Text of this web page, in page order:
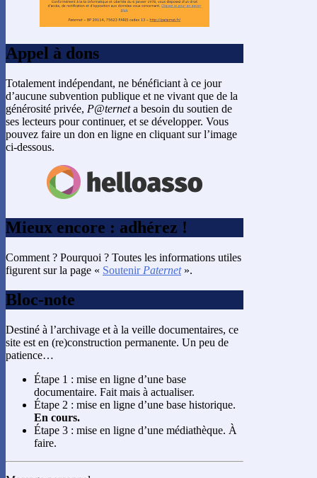
Appel à dons
Totalement indépendant, ne bénéficiant à ce jour
d’aucune subvention publique et ne vivant que de la
générosité privée, P@terneta besoin du soutien de
ses lecteurs pour continuer, et se développer. Vous
pouvez faire un don en ligne en cliquant sur l’image
ci-dessous.
Mieux encore : adhérez !
Comment ? Pourquoi ? Toutes les informations utiles
figurent sur la page « Soutenir Paternet».
Bloc-note
Destiné à l’archivage et à la veille documentaires, ce
site est en (re)construction permanente. Un peu de
patience…
Étape 1 : mise en ligne d’une base
documentaire. Fait mais à actualiser.
Étape 2 : mise en ligne d’une base historique.
En cours.
Étape 3 : mise en ligne d’une médiathèque. À
faire.